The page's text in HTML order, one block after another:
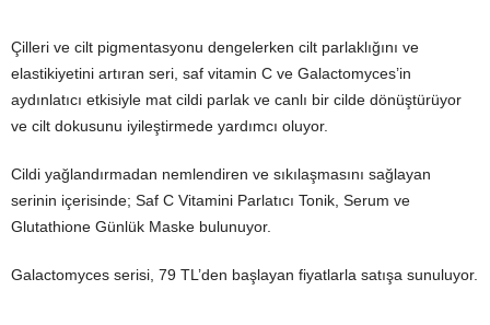
Çilleri ve cilt pigmentasyonu dengelerken cilt parlaklığını ve
elastikiyetini artıran seri, saf vitamin C ve Galactomyces’in
aydınlatıcı etkisiyle mat cildi parlak ve canlı bir cilde dönüştürüyor
ve cilt dokusunu iyileştirmede yardımcı oluyor.
Cildi yağlandırmadan nemlendiren ve sıkılaşmasını sağlayan
serinin içerisinde; Saf C Vitamini Parlatıcı Tonik, Serum ve
Glutathione Günlük Maske bulunuyor.
Galactomyces serisi, 79 TL’den başlayan fiyatlarla satışa sunuluyor.